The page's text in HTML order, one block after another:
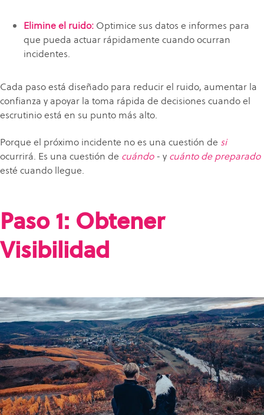
Elimine el ruido: Optimice sus datos e informes para
que pueda actuar rápidamente cuando ocurran
incidentes.
Cada paso está diseñado para reducir el ruido, aumentar la
confianza y apoyar la toma rápida de decisiones cuando el
escrutinio está en su punto más alto.
Porque el próximo incidente no es una cuestión de si
ocurrirá. Es una cuestión de cuándo- y cuánto de preparado
esté cuando llegue.
Paso 1: Obtener
Visibilidad